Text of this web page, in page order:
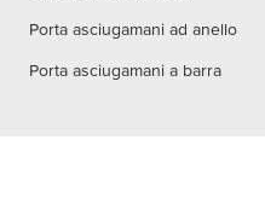
Porta asciugamani ad anello
Porta asciugamani a barra